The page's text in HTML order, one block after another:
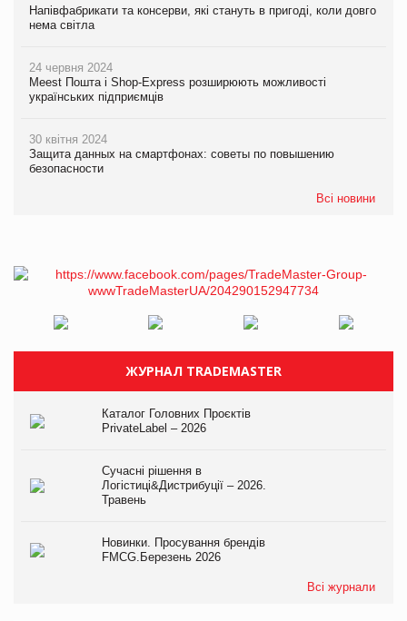
Напівфабрикати та консерви, які стануть в пригоді, коли довго
нема світла
24 червня 2024
Meest Пошта і Shop-Express розширюють можливості
українських підприємців
30 квітня 2024
Защита данных на смартфонах: советы по повышению
безопасности
Всі новини
ЖУРНАЛ TRADEMASTER
Каталог Головних Проєктів
PrivateLabel – 2026
Сучасні рішення в
Логістиці&Дистрибуції – 2026.
Травень
Новинки. Просування брендів
FMCG.Березень 2026
Всі журнали